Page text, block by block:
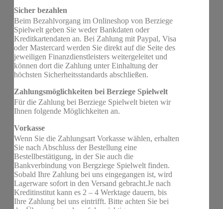
Sicher bezahlen
Beim Bezahlvorgang im Onlineshop von Berziege
Spielwelt geben Sie weder Bankdaten oder
Kreditkartendaten an. Bei Zahlung mit Paypal, Visa
oder Mastercard werden Sie direkt auf die Seite des
jeweiligen Finanzdienstleisters weitergeleitet und
können dort die Zahlung unter Einhaltung der
höchsten Sicherheitsstandards abschließen.
Zahlungsmöglichkeiten bei Berziege Spielwelt
Für die Zahlung bei Berziege Spielwelt bieten wir
Ihnen folgende Möglichkeiten an.
Vorkasse
Wenn Sie die Zahlungsart Vorkasse wählen, erhalten
Sie nach Abschluss der Bestellung eine
Bestellbestätigung, in der Sie auch die
Bankverbindung von Bergziege Spielwelt finden.
Sobald Ihre Zahlung bei uns eingegangen ist, wird
Lagerware sofort in den Versand gebracht.Je nach
Kreditinstitut kann es 2 – 4 Werktage dauern, bis
Ihre Zahlung bei uns eintrifft. Bitte achten Sie bei